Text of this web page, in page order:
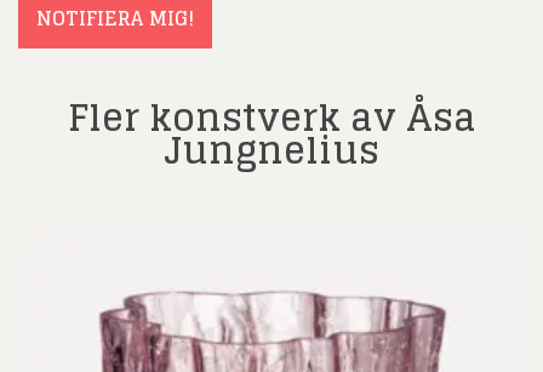
NOTIFIERA MIG!
Fler konstverk av Åsa
Jungnelius